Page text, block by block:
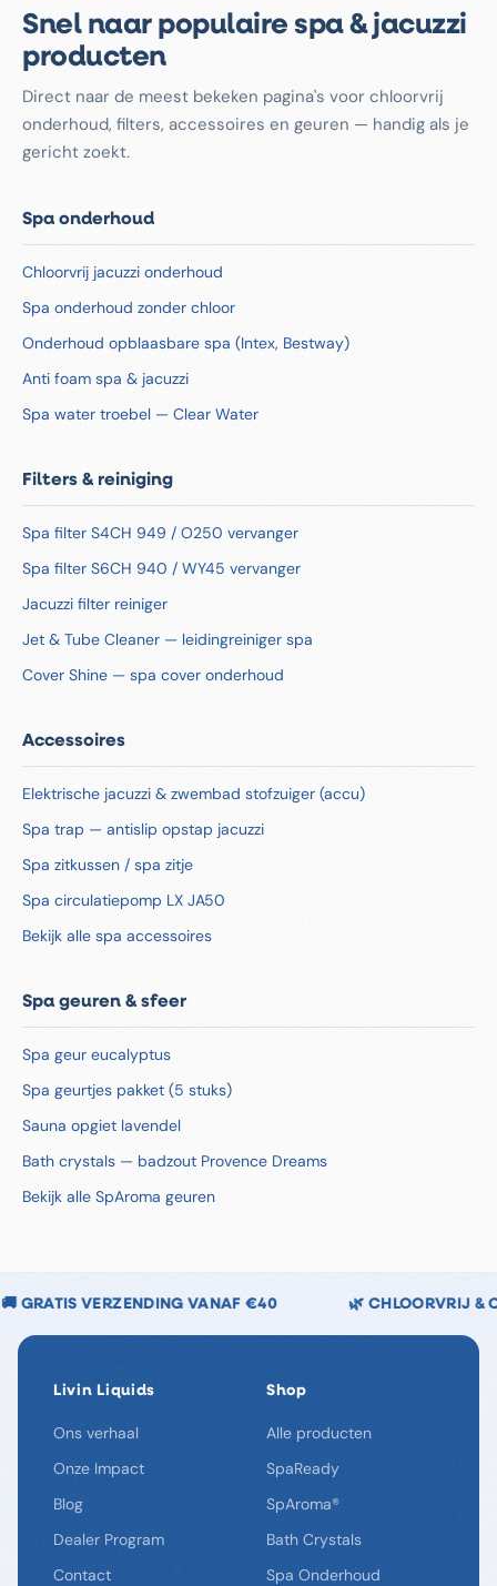
Snel naar populaire spa & jacuzzi
producten
Direct naar de meest bekeken pagina's voor chloorvrij
onderhoud, filters, accessoires en geuren — handig als je
gericht zoekt.
Spa onderhoud
Chloorvrij jacuzzi onderhoud
Spa onderhoud zonder chloor
Onderhoud opblaasbare spa (Intex, Bestway)
Anti foam spa & jacuzzi
Spa water troebel — Clear Water
Filters & reiniging
Spa filter S4CH 949 / O250 vervanger
Spa filter S6CH 940 / WY45 vervanger
Jacuzzi filter reiniger
Jet & Tube Cleaner — leidingreiniger spa
Cover Shine — spa cover onderhoud
Accessoires
Elektrische jacuzzi & zwembad stofzuiger (accu)
Spa trap — antislip opstap jacuzzi
Spa zitkussen / spa zitje
Spa circulatiepomp LX JA50
Bekijk alle spa accessoires
Spa geuren & sfeer
Spa geur eucalyptus
Spa geurtjes pakket (5 stuks)
Sauna opgiet lavendel
Bath crystals — badzout Provence Dreams
Bekijk alle SpAroma geuren
↩️ 14 DAGEN RETOURRECHT 🇳🇱
Livin Liquids
Ons verhaal
Onze Impact
Blog
Dealer Program
Contact
Shop
Alle producten
SpaReady
SpAroma®
Bath Crystals
Spa Onderhoud